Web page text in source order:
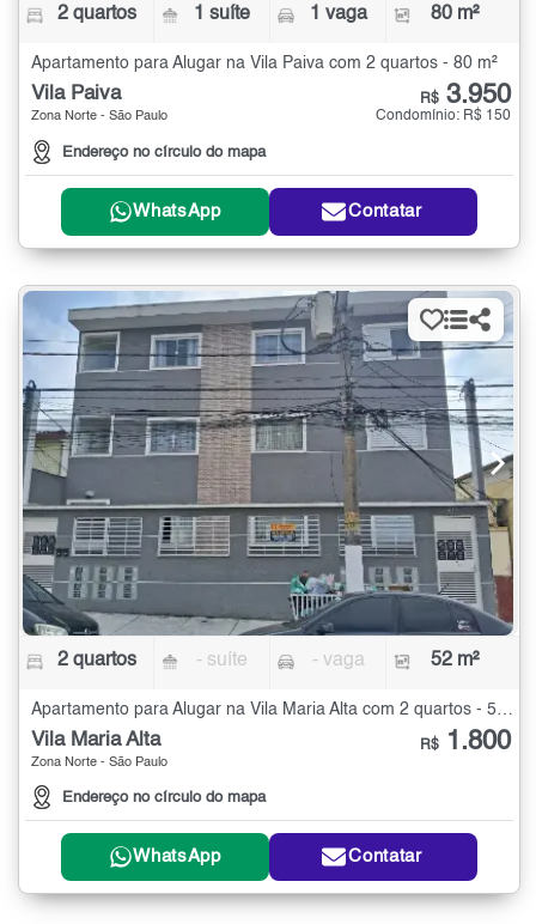
2 quartos 1 suíte 1 vaga 80 m²
Apartamento para Alugar na Vila Paiva com 2 quartos - 80 m²
Vila Paiva
Zona Norte - São Paulo
Endereço no círculo do mapa
R$ 3.950
Condomínio: R$ 150
WhatsApp Contatar
2 quartos - suíte - vaga 52 m²
Vila Maria Alta
Zona Norte - São Paulo
Endereço no círculo do mapa
R$ 1.800
WhatsApp Contatar